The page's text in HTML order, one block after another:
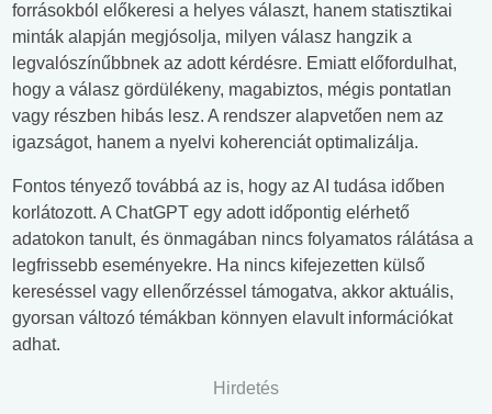
forrásokból előkeresi a helyes választ, hanem statisztikai
minták alapján megjósolja, milyen válasz hangzik a
legvalószínűbbnek az adott kérdésre. Emiatt előfordulhat,
hogy a válasz gördülékeny, magabiztos, mégis pontatlan
vagy részben hibás lesz. A rendszer alapvetően nem az
igazságot, hanem a nyelvi koherenciát optimalizálja.
Fontos tényező továbbá az is, hogy az AI tudása időben
korlátozott. A ChatGPT egy adott időpontig elérhető
adatokon tanult, és önmagában nincs folyamatos rálátása a
legfrissebb eseményekre. Ha nincs kifejezetten külső
kereséssel vagy ellenőrzéssel támogatva, akkor aktuális,
gyorsan változó témákban könnyen elavult információkat
adhat.
Hirdetés